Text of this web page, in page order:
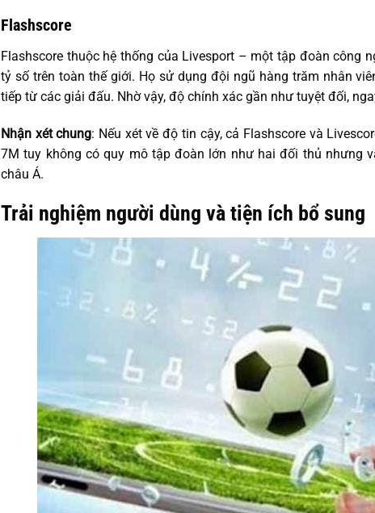
Flashscore
Flashscore thuộc hệ thống của Livesport – một tập đoàn công
tỷ số trên toàn thế giới. Họ sử dụng đội ngũ hàng trăm nhân
tiếp từ các giải đấu. Nhờ vậy, độ chính xác gần như tuyệt đối,
Nhận xét chung: Nếu xét về độ tin cậy, cả Flashscore và
7M tuy không có quy mô tập đoàn lớn như hai đối thủ nhưng
châu Á.
Trải nghiệm người dùng và tiện ích bổ sung